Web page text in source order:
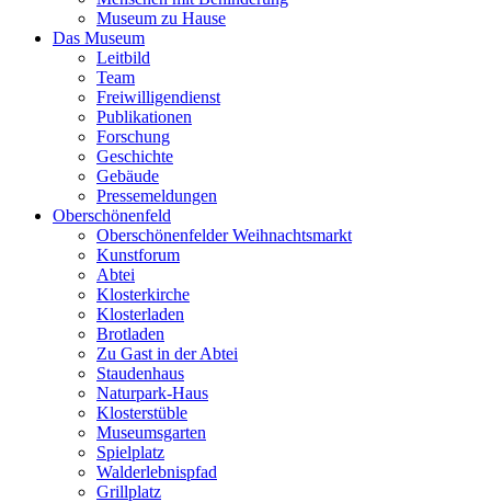
Museum zu Hause
Das Museum
Leitbild
Team
Freiwilligendienst
Publikationen
Forschung
Geschichte
Gebäude
Pressemeldungen
Oberschönenfeld
Oberschönenfelder Weihnachtsmarkt
Kunstforum
Abtei
Klosterkirche
Klosterladen
Brotladen
Zu Gast in der Abtei
Staudenhaus
Naturpark-Haus
Klosterstüble
Museumsgarten
Spielplatz
Walderlebnispfad
Grillplatz